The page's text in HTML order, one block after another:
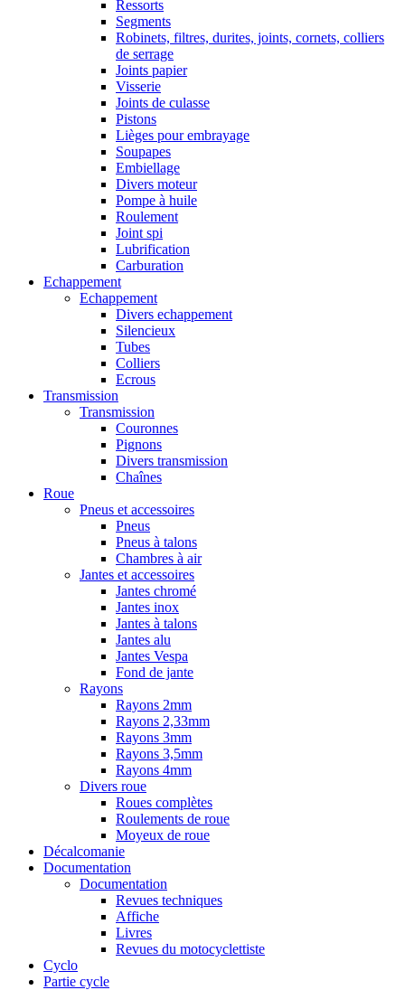
Ressorts
Segments
Robinets, filtres, durites, joints, cornets, colliers
de serrage
Joints papier
Visserie
Joints de culasse
Pistons
Lièges pour embrayage
Soupapes
Embiellage
Divers moteur
Pompe à huile
Roulement
Joint spi
Lubrification
Carburation
Echappement
Echappement
Divers echappement
Silencieux
Tubes
Colliers
Ecrous
Transmission
Transmission
Couronnes
Pignons
Divers transmission
Chaînes
Roue
Pneus et accessoires
Pneus
Pneus à talons
Chambres à air
Jantes et accessoires
Jantes chromé
Jantes inox
Jantes à talons
Jantes alu
Jantes Vespa
Fond de jante
Rayons
Rayons 2mm
Rayons 2,33mm
Rayons 3mm
Rayons 3,5mm
Rayons 4mm
Divers roue
Roues complètes
Roulements de roue
Moyeux de roue
Décalcomanie
Documentation
Documentation
Revues techniques
Affiche
Livres
Revues du motocyclettiste
Cyclo
Partie cycle